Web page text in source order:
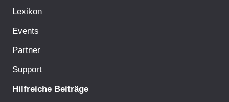
Lexikon
Events
Partner
Support
Hilfreiche Beiträge